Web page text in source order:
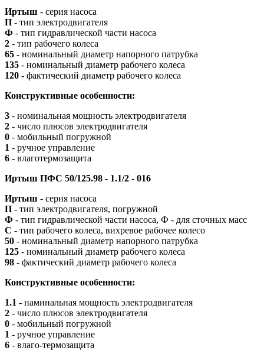
Иртыш - серия насоса
П - тип электродвигателя
Ф - тип гидравлической части насоса
2 - тип рабочего колеса
65 - номинальный диаметр напорного патрубка
135 - номинальный диаметр рабочего колеса
120 - фактический диаметр рабочего колеса
Конструктивные особенности:
3 - номинальная мощность электродвигателя
2 - число плюсов электродвигателя
0 - мобильный погружной
1 - ручное управление
6 - влаготермозащита
Иртыш ПФС 50/125.98 - 1.1/2 - 016
Иртыш - серия насоса
П - тип электродвигателя, погружной
Ф - тип гидравлической части насоса, Ф - для сточных масс
С - тип рабочего колеса, вихревое рабочее колесо
50 - номинальный диаметр напорного патрубка
125 - номинальный диаметр рабочего колеса
98 - фактический диаметр рабочего колеса
Конструктивные особенности:
1.1 - наминальная мощность электродвигателя
2 - число плюсов электродвигателя
0 - мобильный погружной
1 - ручное управление
6 - влаго-термозащита